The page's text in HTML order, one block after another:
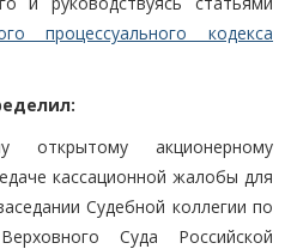
процессуального кодекса
открытому акционерному
кассационной жалобы для
Судебной коллегии по
Суда Российской